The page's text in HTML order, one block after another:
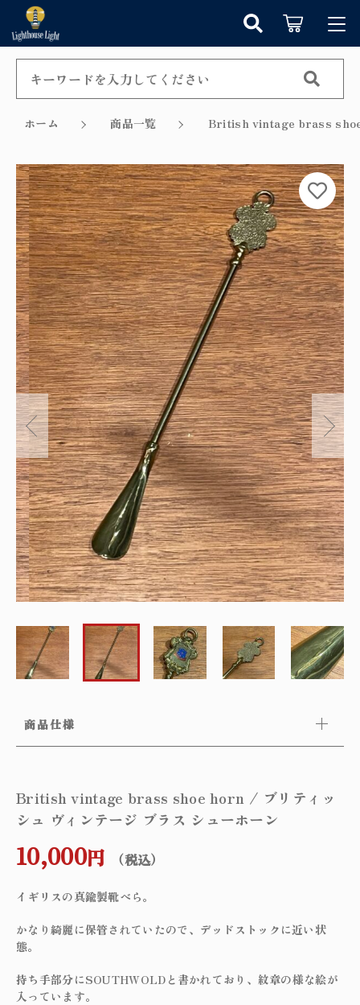
ホーム 商品一覧 British vintage brass shoe
商品仕様
British vintage brass shoe horn / ブリティッ
シュ ヴィンテージ ブラス シューホーン
10,000円 （税込）
イギリスの真鍮製靴べら。
かなり綺麗に保管されていたので、デッドストックに近い状
態。
持ち手部分にSOUTHWOLDと書かれており、紋章の様な絵が
入っています。
カートに商品を追加しました
ショッピングを続ける
カートを確認する
ログイン / 会員登録
お知らせ
お気に入り
カテゴリーから探す
新着商品から探す
セール商品から探す
取付方法／取付事例／修理事例
Lighthouse Lightについて
ショッピングガイド
お知らせ
ブログ
お問い合わせ
ペンダントライト
テーブルランプ
ウォールランプ
フロアランプ
オリジナルランプ
フィンスタイル
アンティーク小物/家具
パーツ
サブスクリプション
キーワード検索
親カテゴリ
子カテゴリ
価格帯
～
その他
在庫あり セール
並び順